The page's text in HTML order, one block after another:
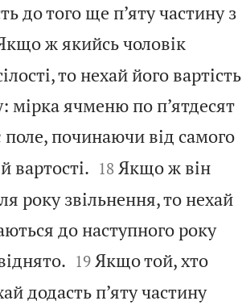
до того ще п’яту частину з
ж якийсь чоловік
то нехай його вартість
мірка ячменю по п’ятдесят
починаючи від самого
вартості.
18 Якщо ж він
року звільнення, то нехай
до наступного року

19 Якщо той, хто
додасть п’яту частину